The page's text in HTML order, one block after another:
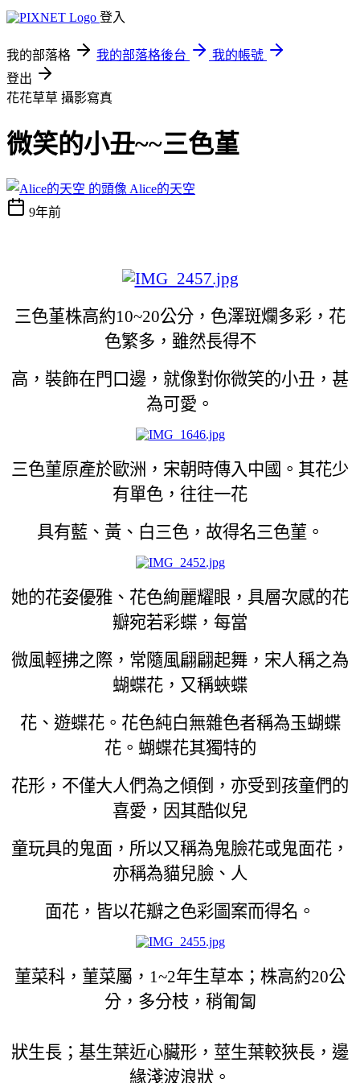
登入
我的部落格 我的部落格後台
我的帳號
登出
花花草草 攝影寫真
微笑的小丑~~三色堇
Alice的天空
9年前
三色堇株高約10~20公分，色澤斑爛多彩，花
色繁多，雖然長得不
高，裝飾在門口邊，就像對你微笑的小丑，甚
為可愛。
三色菫原產於歐洲，宋朝時傳入中國。其花少
有單色，往往一花
具有藍、黃、白三色，故得名三色菫。
她的花姿優雅、花色絢麗耀眼，具層次感的花
瓣宛若彩蝶，每當
微風輕拂之際，常隨風翩翩起舞，宋人稱之為
蝴蝶花，又稱蛺蝶
花、遊蝶花。花色純白無雜色者稱為玉蝴蝶
花。蝴蝶花其獨特的
花形，不僅大人們為之傾倒，亦受到孩童們的
喜愛，因其酷似兒
童玩具的鬼面，所以又稱為鬼臉花或鬼面花，
亦稱為貓兒臉、人
面花，皆以花瓣之色彩圖案而得名。
菫菜科，菫菜屬，1~2年生草本；株高約20公
分，多分枝，稍匍匐
狀生長；基生葉近心臟形，莖生葉較狹長，邊
緣淺波浪狀。